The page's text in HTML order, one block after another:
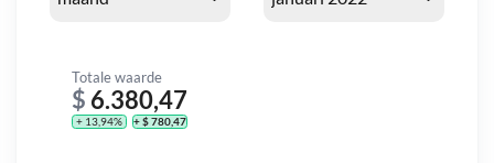
Totale waarde
$ 6.380,47
+ 13,94% + $ 780,47